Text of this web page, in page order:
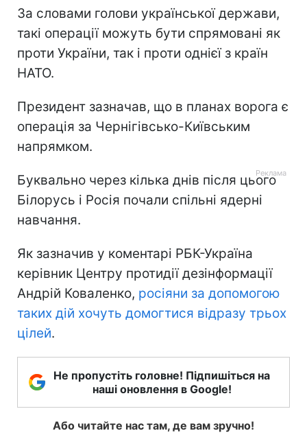
За словами голови української держави,
такі операції можуть бути спрямовані як
проти України, так і проти однієї з країн
НАТО.
Президент зазначав, що в планах ворога є
операція за Чернігівсько-Київським
напрямком.
Буквально через кілька днів після цього
Білорусь і Росія почали спільні ядерні
навчання.
Як зазначив у коментарі РБК-Україна
керівник Центру протидії дезінформації
Андрій Коваленко, росіяни за допомогою
таких дій хочуть домогтися відразу трьох
цілей.
Не пропустіть головне! Підпишіться на
наші оновлення в Google!
Або читайте нас там, де вам зручно!